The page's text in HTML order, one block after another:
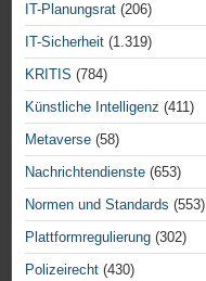
IT-Planungsrat (206)
IT-Sicherheit (1.319)
KRITIS (784)
Künstliche Intelligenz (411)
Metaverse (58)
Nachrichtendienste (653)
Normen und Standards (553)
Plattformregulierung (302)
Polizeirecht (430)